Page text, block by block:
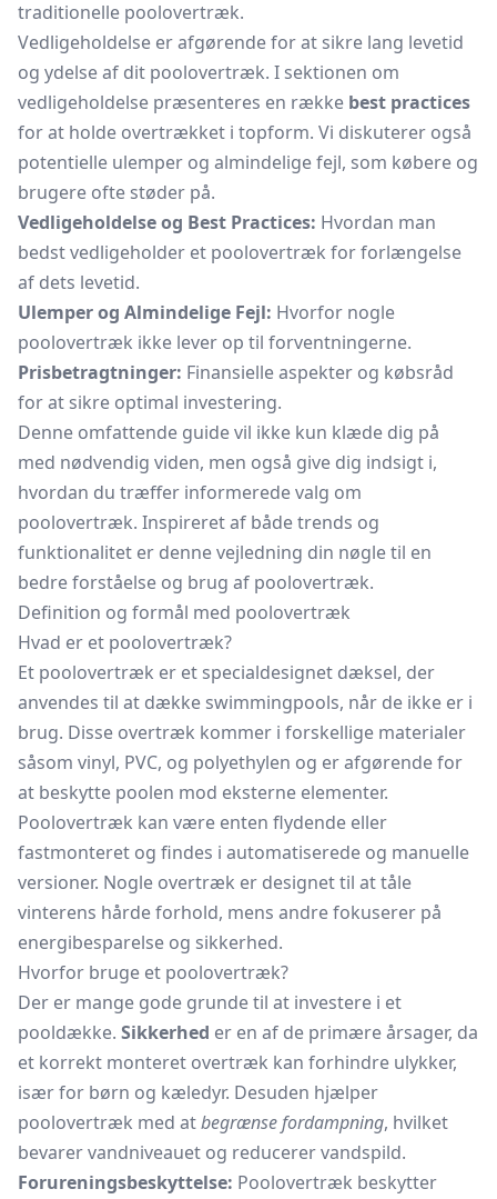
traditionelle poolovertræk.
Vedligeholdelse er afgørende for at sikre lang levetid
og ydelse af dit poolovertræk. I sektionen om
vedligeholdelse præsenteres en række best practices
for at holde overtrækket i topform. Vi diskuterer også
potentielle ulemper og almindelige fejl, som købere og
brugere ofte støder på.
Vedligeholdelse og Best Practices: Hvordan man
bedst vedligeholder et poolovertræk for forlængelse
af dets levetid.
Ulemper og Almindelige Fejl: Hvorfor nogle
poolovertræk ikke lever op til forventningerne.
Prisbetragtninger: Finansielle aspekter og købsråd
for at sikre optimal investering.
Denne omfattende guide vil ikke kun klæde dig på
med nødvendig viden, men også give dig indsigt i,
hvordan du træffer informerede valg om
poolovertræk. Inspireret af både trends og
funktionalitet er denne vejledning din nøgle til en
bedre forståelse og brug af poolovertræk.
Definition og formål med poolovertræk
Hvad er et poolovertræk?
Et poolovertræk er et specialdesignet dæksel, der
anvendes til at dække swimmingpools, når de ikke er i
brug. Disse overtræk kommer i forskellige materialer
såsom vinyl, PVC, og polyethylen og er afgørende for
at beskytte poolen mod eksterne elementer.
Poolovertræk kan være enten flydende eller
fastmonteret og findes i automatiserede og manuelle
versioner. Nogle overtræk er designet til at tåle
vinterens hårde forhold, mens andre fokuserer på
energibesparelse og sikkerhed.
Hvorfor bruge et poolovertræk?
Der er mange gode grunde til at investere i et
pooldække. Sikkerhed er en af de primære årsager, da
et korrekt monteret overtræk kan forhindre ulykker,
især for børn og kæledyr. Desuden hjælper
poolovertræk med atbegrænse fordampning, hvilket
bevarer vandniveauet og reducerer vandspild.
Forureningsbeskyttelse: Poolovertræk beskytter